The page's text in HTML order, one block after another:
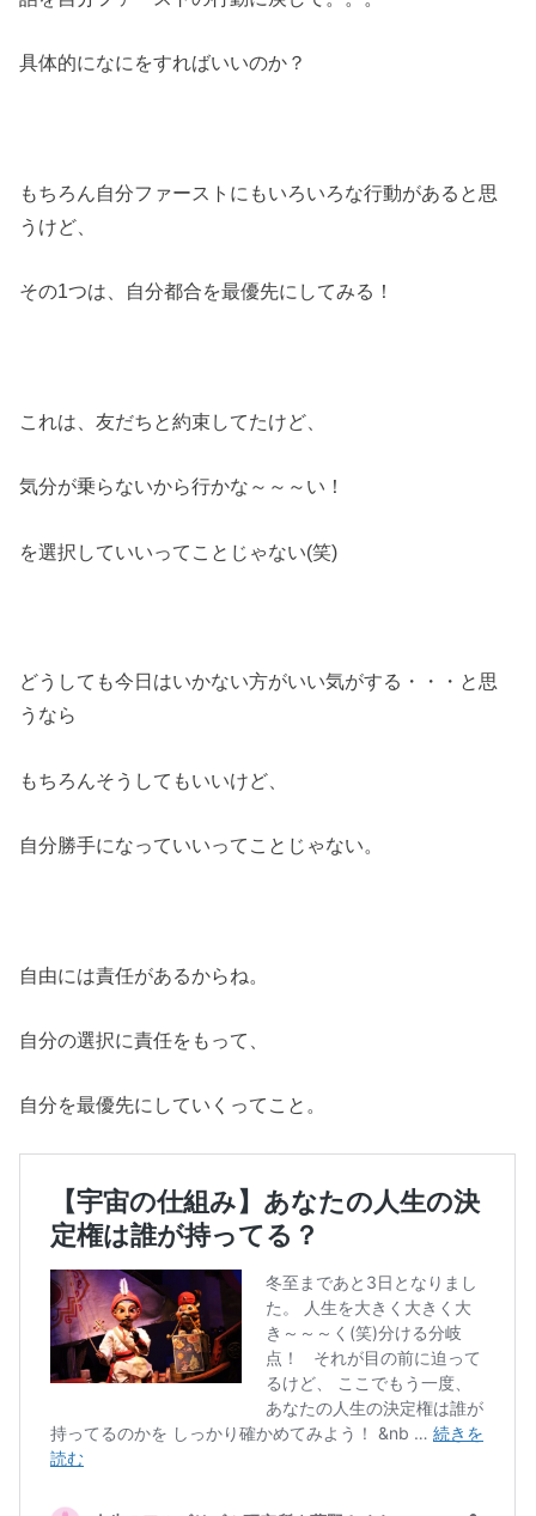
具体的になにをすればいいのか？
もちろん自分ファーストにもいろいろな行動があると思
うけど、
その1つは、自分都合を最優先にしてみる！
これは、友だちと約束してたけど、
気分が乗らないから行かな～～～い！
を選択していいってことじゃない(笑)
どうしても今日はいかない方がいい気がする・・・と思
うなら
もちろんそうしてもいいけど、
自分勝手になっていいってことじゃない。
自由には責任があるからね。
自分の選択に責任をもって、
自分を最優先にしていくってこと。